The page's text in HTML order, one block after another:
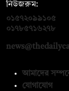
নিউজরুম:
০১৫৭২০৯৯১০৫
০১৭৮৫৭১৬২৭৮
আমাদের
যোগাযোগ